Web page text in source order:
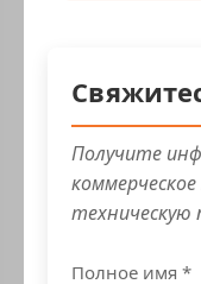
Получите
техническую
Полное имя *